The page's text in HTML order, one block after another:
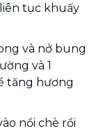
tục khuấy
và nở bung
và 1
tăng hương
nồi chè rồi